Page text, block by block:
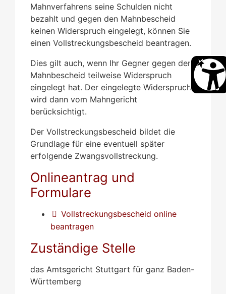
Mahnverfahrens seine Schulden nicht
bezahlt und gegen den Mahnbescheid
keinen Widerspruch eingelegt, können Sie
einen Vollstreckungsbescheid beantragen.
Dies gilt auch, wenn Ihr Gegner gegen den
Mahnbescheid teilweise Widerspruch
eingelegt hat. Der eingelegte Widerspruch
wird dann vom Mahngericht
berücksichtigt.
Der Vollstreckungsbescheid bildet die
Grundlage für eine eventuell später
erfolgende Zwangsvollstreckung.
Onlineantrag und
Formulare
Vollstreckungsbescheid online
beantragen
Zuständige Stelle
das Amtsgericht Stuttgart für ganz Baden-
Württemberg